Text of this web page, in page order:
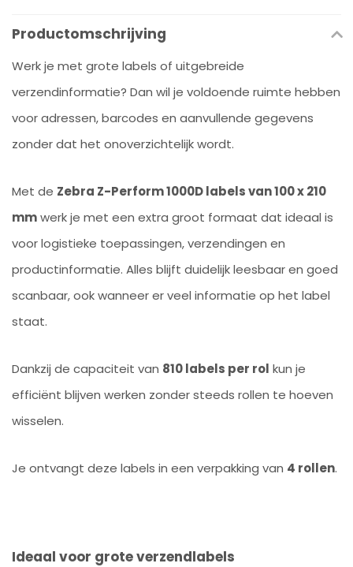
Productomschrijving
Werk je met grote labels of uitgebreide
verzendinformatie? Dan wil je voldoende ruimte hebben
voor adressen, barcodes en aanvullende gegevens
zonder dat het onoverzichtelijk wordt.
Met de Zebra Z-Perform 1000D labels van 100 x 210
mmwerk je met een extra groot formaat dat ideaal is
voor logistieke toepassingen, verzendingen en
productinformatie. Alles blijft duidelijk leesbaar en goed
scanbaar, ook wanneer er veel informatie op het label
staat.
Dankzij de capaciteit van 810 labels per rol kun je
efficiënt blijven werken zonder steeds rollen te hoeven
wisselen.
Je ontvangt deze labels in een verpakking van 4 rollen.
Ideaal voor grote verzendlabels